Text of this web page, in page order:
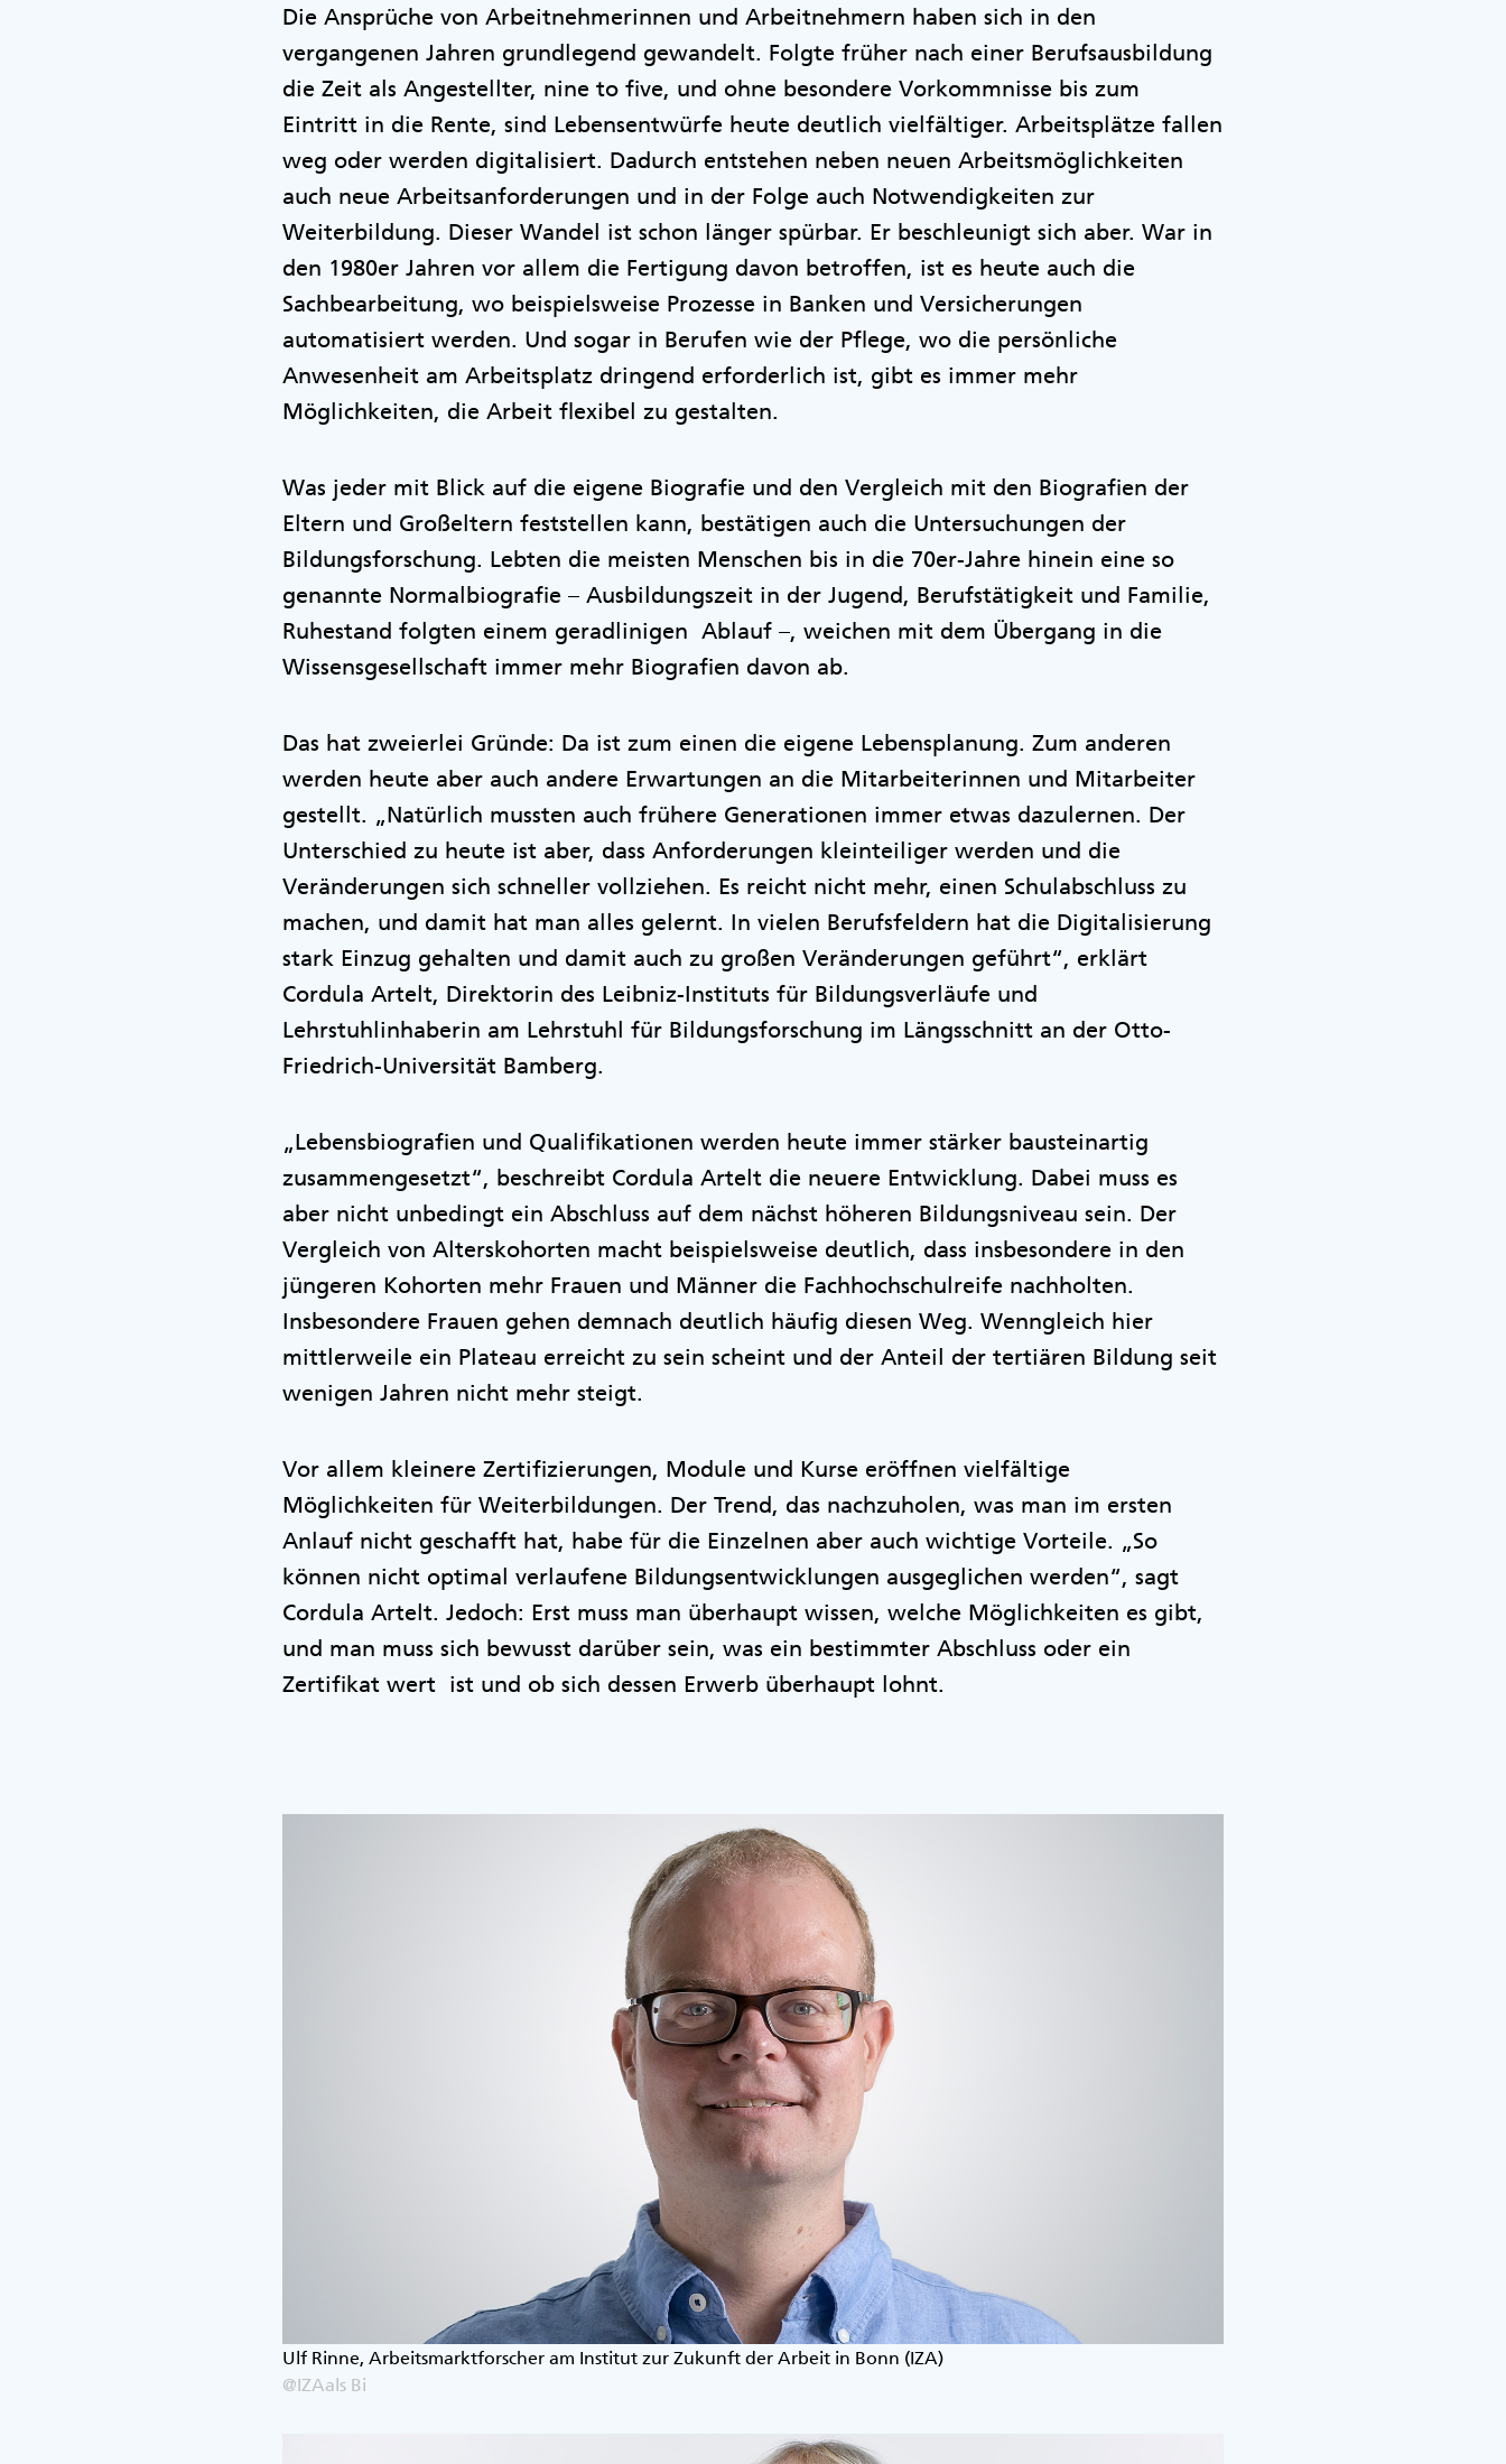
Die Ansprüche von Arbeitnehmerinnen und Arbeitnehmern haben sich in den
vergangenen Jahren grundlegend gewandelt. Folgte früher nach einer Berufsausbildung
die Zeit als Angestellter, nine to five, und ohne besondere Vorkommnisse bis zum
Eintritt in die Rente, sind Lebensentwürfe heute deutlich vielfältiger. Arbeitsplätze fallen
weg oder werden digitalisiert. Dadurch entstehen neben neuen Arbeitsmöglichkeiten
auch neue Arbeitsanforderungen und in der Folge auch Notwendigkeiten zur
Weiterbildung. Dieser Wandel ist schon länger spürbar. Er beschleunigt sich aber. War in
den 1980er Jahren vor allem die Fertigung davon betroffen, ist es heute auch die
Sachbearbeitung, wo beispielsweise Prozesse in Banken und Versicherungen
automatisiert werden. Und sogar in Berufen wie der Pflege, wo die persönliche
Anwesenheit am Arbeitsplatz dringend erforderlich ist, gibt es immer mehr
Möglichkeiten, die Arbeit flexibel zu gestalten.
Was jeder mit Blick auf die eigene Biografie und den Vergleich mit den Biografien der
Eltern und Großeltern feststellen kann, bestätigen auch die Untersuchungen der
Bildungsforschung. Lebten die meisten Menschen bis in die 70er-Jahre hinein eine so
genannte Normalbiografie – Ausbildungszeit in der Jugend, Berufstätigkeit und Familie,
Ruhestand folgten einem geradlinigen Ablauf –, weichen mit dem Übergang in die
Wissensgesellschaft immer mehr Biografien davon ab.
Das hat zweierlei Gründe: Da ist zum einen die eigene Lebensplanung. Zum anderen
werden heute aber auch andere Erwartungen an die Mitarbeiterinnen und Mitarbeiter
gestellt. „Natürlich mussten auch frühere Generationen immer etwas dazulernen. Der
Unterschied zu heute ist aber, dass Anforderungen kleinteiliger werden und die
Veränderungen sich schneller vollziehen. Es reicht nicht mehr, einen Schulabschluss zu
machen, und damit hat man alles gelernt. In vielen Berufsfeldern hat die Digitalisierung
stark Einzug gehalten und damit auch zu großen Veränderungen geführt“, erklärt
Cordula Artelt, Direktorin des Leibniz-Instituts für Bildungsverläufe und
Lehrstuhlinhaberin am Lehrstuhl für Bildungsforschung im Längsschnitt an der Otto-
Friedrich-Universität Bamberg.
„Lebensbiografien und Qualifikationen werden heute immer stärker bausteinartig
zusammengesetzt“, beschreibt Cordula Artelt die neuere Entwicklung. Dabei muss es
aber nicht unbedingt ein Abschluss auf dem nächst höheren Bildungsniveau sein. Der
Vergleich von Alterskohorten macht beispielsweise deutlich, dass insbesondere in den
jüngeren Kohorten mehr Frauen und Männer die Fachhochschulreife nachholten.
Insbesondere Frauen gehen demnach deutlich häufig diesen Weg. Wenngleich hier
mittlerweile ein Plateau erreicht zu sein scheint und der Anteil der tertiären Bildung seit
wenigen Jahren nicht mehr steigt.
Vor allem kleinere Zertifizierungen, Module und Kurse eröffnen vielfältige
Möglichkeiten für Weiterbildungen. Der Trend, das nachzuholen, was man im ersten
Anlauf nicht geschafft hat, habe für die Einzelnen aber auch wichtige Vorteile. „So
können nicht optimal verlaufene Bildungsentwicklungen ausgeglichen werden“, sagt
Cordula Artelt. Jedoch: Erst muss man überhaupt wissen, welche Möglichkeiten es gibt,
und man muss sich bewusst darüber sein, was ein bestimmter Abschluss oder ein
Zertifikat wert ist und ob sich dessen Erwerb überhaupt lohnt.
Ulf Rinne, Arbeitsmarktforscher am Institut zur Zukunft der Arbeit in Bonn (IZA)
@IZAals Bi